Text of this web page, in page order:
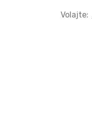
Volajte: